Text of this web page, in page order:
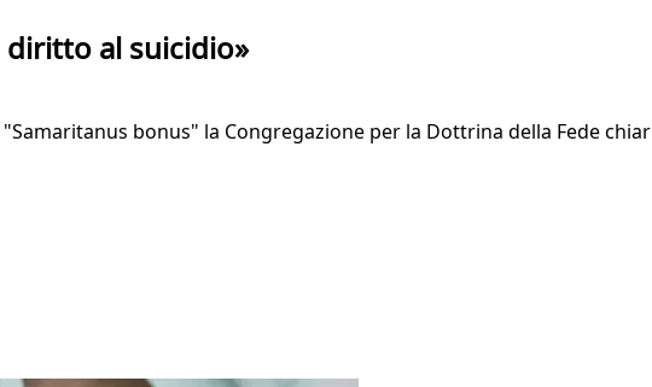
diritto al suicidio»
bonus" la Congregazione per la Dottrina della Fede